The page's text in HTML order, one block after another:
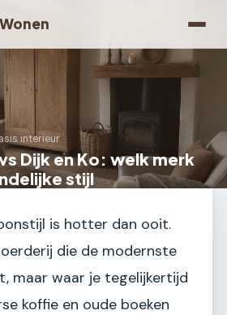
interieur
Dijk en Ko: welk merk
stijl
is hotter dan ooit.
die de modernste
maar waar je tegelijkertijd
koffie en oude boeken